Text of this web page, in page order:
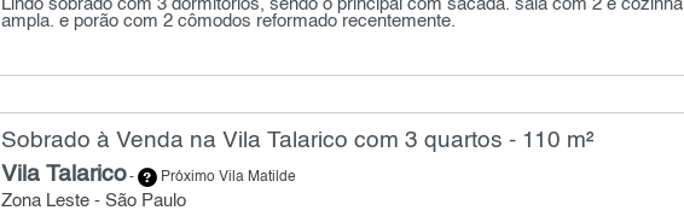
Lindo sobrado com 3 dormitórios, sendo o principal com sacada. sala com 2 e cozinha
ampla. e porão com 2 cômodos reformado recentemente.
Sobrado à Venda na Vila Talarico com 3 quartos - 110 m²
Vila Talarico- Próximo Vila Matilde
Zona Leste - São Paulo